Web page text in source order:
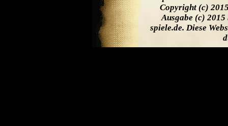
Copyright (c)
Ausgabe (c) 2015
spiele.de. Diese